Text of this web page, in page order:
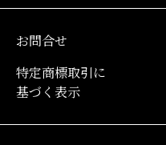
お問合せ
特定商標取引に
基づく表示